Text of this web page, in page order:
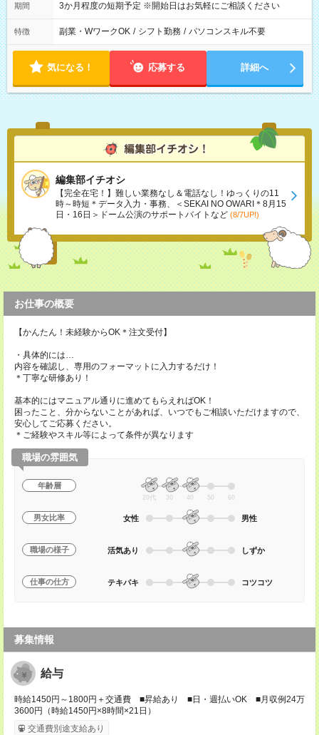
期間 3か月程度の短期予定 ※開始日はお気軽にご相談ください
特徴 副業・WワークOK / シフト勤務 / パソコンスキル不要
気になる！ 応募する 詳細へ
編集部イチオシ
【完全在宅！】難しい業務なし＆電話なし！ゆっくりの11
時～時短＊データ入力・事務、＜SEKAI NO OWARI＊8月15
日・16日＞ドーム公演のサポートバイトなど (8/7UP!)
お仕事の概要
【かんたん！未経験からOK＊注文受付】
・具体的には…
内容を確認し、専用のフォーマットに入力するだけ！
＊丁寧な研修あり！
基本的にはマニュアル通りに進めてもらえればOK！
困ったこと、分からないことがあれば、いつでもご相談いただけますので、
安心してご応募ください。
＊ご経験やスキル等によって条件が異なります
職場の雰囲気
年齢層
20代 30 40 50 60
男女比率 女性 男性
職場の様子 活気あり しずか
仕事の仕方 テキパキ コツコツ
募集情報
給与
時給1450円～1800円＋交通費 ■昇給あり ■日・週払いOK ■月収例24万
3600円（時給1450円×8時間×21日）
交通費別途支給あり